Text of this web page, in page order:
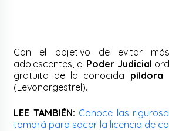
Con el objetivo de evitar
adolescentes, el Poder Judicial
gratuita de la conocida píldora
(Levonorgestrel).
LEE TAMBIÉN: Conoce las
tomará para sacar la licencia de